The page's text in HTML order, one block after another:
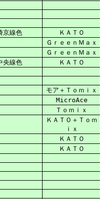
京線色
ＫＡＴＯ
ＧｒｅｅｎＭａｘ
ＧｒｅｅｎＭａｘ
央線色 ＫＡＴＯ
モア＋Ｔｏｍｉｘ
MicroAce
Ｔｏｍｉｘ
ＫＡＴＯ＋Ｔｏｍ
ｉｘ
ＫＡＴＯ
ＫＡＴＯ